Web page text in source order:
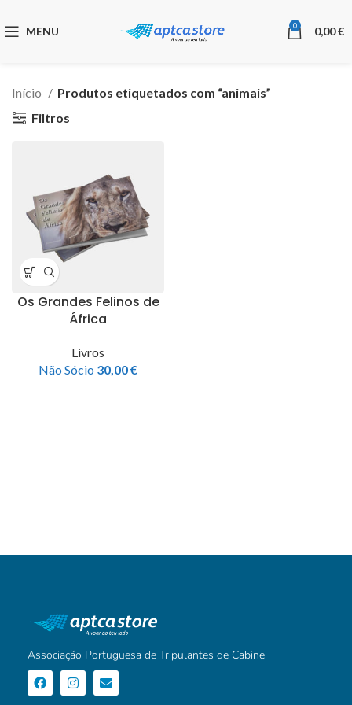
MENU 0 0,00€
Início
Produtos etiquetados com “animais”
Filtros
Os Grandes Felinos de
África
Livros
Não Sócio 30,00€
Associação Portuguesa de Tripulantes de Cabine